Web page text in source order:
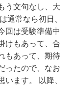
う文句なし、大
通常なら初日、
回は受験準備中
けもあって、合
もあって、期待
ったので、なお
ます。 以降、